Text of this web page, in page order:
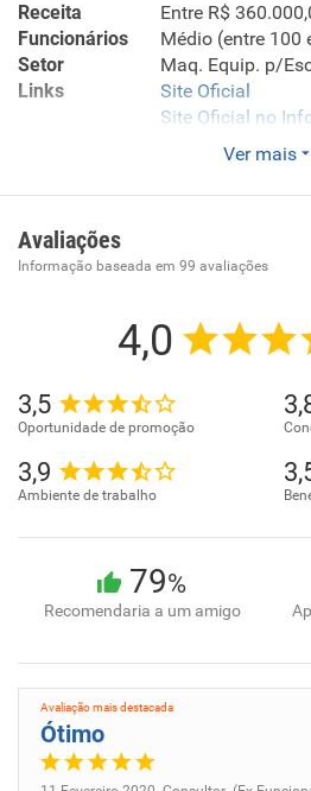
Receita
Entre R$
Funcionários
Médio (entre 100
Setor
Maq. Equip. p/
Links
Site Oficial
Site Oficial no
Enviar CV
Comércio varejista especializado
telefonia e comunicação .
Ver mais
Avaliações
Informação baseada em 99 avaliações
4,0
3,5
Oportunidade de promoção
3,9
Ambiente de trabalho
79%
Recomendaria a um amigo
Avaliação mais destacada
Ótimo